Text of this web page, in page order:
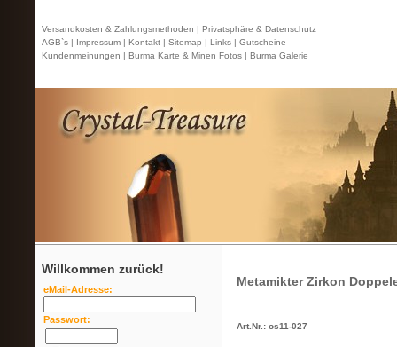
Versandkosten & Zahlungsmethoden | Privatsphäre & Datenschutz
AGB`s | Impressum | Kontakt | Sitemap | Links | Gutscheine
Kundenmeinungen | Burma Karte & Minen Fotos | Burma Galerie
Willkommen zurück!
eMail-Adresse:
Passwort:
Metamikter Zirkon
Art.Nr.: os11-027